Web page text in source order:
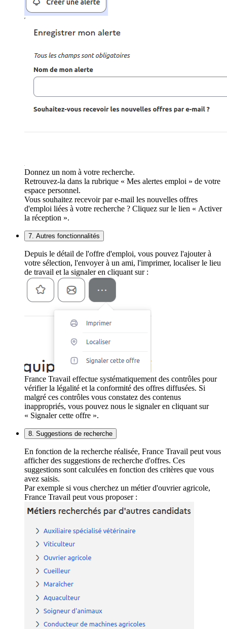
Donnez un nom à votre recherche.
Retrouvez-la dans la rubrique « Mes alertes emploi » de votre
espace personnel.
Vous souhaitez recevoir par e-mail les nouvelles offres
d'emploi liées à votre recherche ? Cliquez sur le lien « Activer
la réception ».
7. Autres fonctionnalités
Depuis le détail de l'offre d'emploi, vous pouvez l'ajouter à
votre sélection, l'envoyer à un ami, l'imprimer, localiser le lieu
de travail et la signaler en cliquant sur :
France Travail effectue systématiquement des contrôles pour
vérifier la légalité et la conformité des offres diffusées. Si
malgré ces contrôles vous constatez des contenus
inappropriés, vous pouvez nous le signaler en cliquant sur
« Signaler cette offre ».
8. Suggestions de recherche
En fonction de la recherche réalisée, France Travail peut vous
afficher des suggestions de recherche d'offres. Ces
suggestions sont calculées en fonction des critères que vous
avez saisis.
Par exemple si vous cherchez un métier d'ouvrier agricole,
France Travail peut vous proposer :